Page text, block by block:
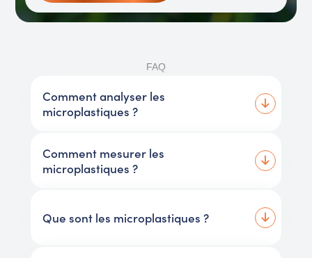
FAQ
Comment analyser les
microplastiques ?
Comment mesurer les
microplastiques ?
Que sont les microplastiques ?